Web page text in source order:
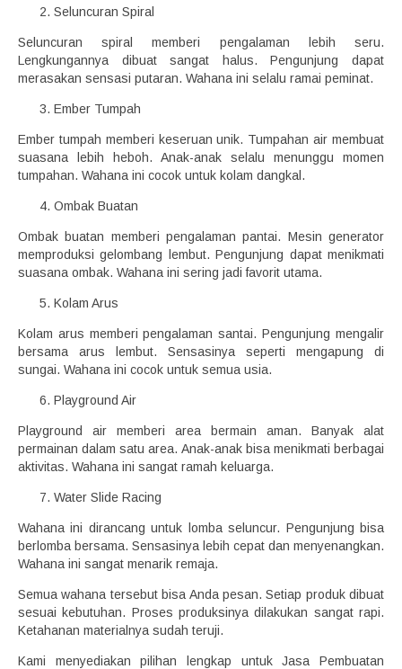
Seluncuran Spiral
Seluncuran spiral memberi pengalaman lebih seru.
Lengkungannya dibuat sangat halus. Pengunjung dapat
merasakan sensasi putaran. Wahana ini selalu ramai peminat.
Ember Tumpah
Ember tumpah memberi keseruan unik. Tumpahan air membuat
suasana lebih heboh. Anak-anak selalu menunggu momen
tumpahan. Wahana ini cocok untuk kolam dangkal.
Ombak Buatan
Ombak buatan memberi pengalaman pantai. Mesin generator
memproduksi gelombang lembut. Pengunjung dapat menikmati
suasana ombak. Wahana ini sering jadi favorit utama.
Kolam Arus
Kolam arus memberi pengalaman santai. Pengunjung mengalir
bersama arus lembut. Sensasinya seperti mengapung di
sungai. Wahana ini cocok untuk semua usia.
Playground Air
Playground air memberi area bermain aman. Banyak alat
permainan dalam satu area. Anak-anak bisa menikmati berbagai
aktivitas. Wahana ini sangat ramah keluarga.
Water Slide Racing
Wahana ini dirancang untuk lomba seluncur. Pengunjung bisa
berlomba bersama. Sensasinya lebih cepat dan menyenangkan.
Wahana ini sangat menarik remaja.
Semua wahana tersebut bisa Anda pesan. Setiap produk dibuat
sesuai kebutuhan. Proses produksinya dilakukan sangat rapi.
Ketahanan materialnya sudah teruji.
Kami menyediakan pilihan lengkap untuk Jasa Pembuatan